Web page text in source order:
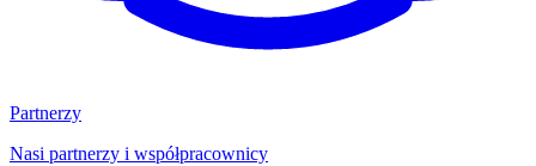
Partnerzy
Nasi partnerzy i współpracownicy